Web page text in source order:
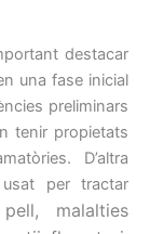
destacar
una fase inicial
preliminars
tenir propietats
D’altra
per tractar
malalties